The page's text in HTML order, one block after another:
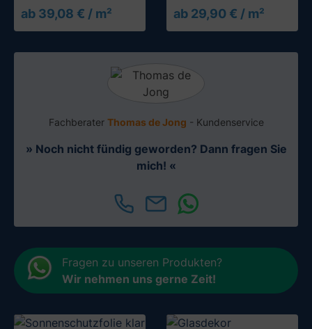
ab 39,08 € / m² ab 29,90 € / m²
Fachberater Thomas de Jong - Kundenservice
» Noch nicht fündig geworden? Dann fragen Sie
mich! «
Fragen zu unseren Produkten?
Wir nehmen uns gerne Zeit!